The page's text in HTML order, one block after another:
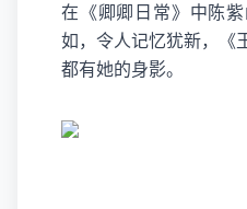
在《卿卿日常》中陈
如，令人记忆犹新，《
都有她的身影。